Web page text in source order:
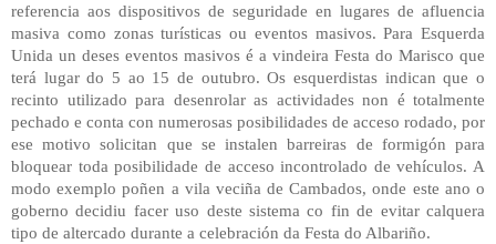
referencia aos dispositivos de seguridade en lugares de afluencia
masiva como zonas turísticas ou eventos masivos. Para Esquerda
Unida un deses eventos masivos é a vindeira Festa do Marisco que
terá lugar do 5 ao 15 de outubro. Os esquerdistas indican que o
recinto utilizado para desenrolar as actividades non é totalmente
pechado e conta con numerosas posibilidades de acceso rodado, por
ese motivo solicitan que se instalen barreiras de formigón para
bloquear toda posibilidade de acceso incontrolado de vehículos. A
modo exemplo poñen a vila veciña de Cambados, onde este ano o
goberno decidiu facer uso deste sistema co fin de evitar calquera
tipo de altercado durante a celebración da Festa do Albariño.